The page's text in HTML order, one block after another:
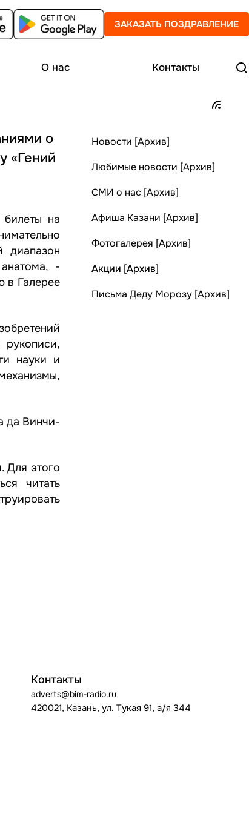
ЗАКАЗАТЬ ПОЗДРАВЛЕНИЕ
О нас Контакты
о
«Гений
на
диапазон
-
в Галерее
науки и
да Винчи-
Для этого
читать
Новости [Архив]
Любимые новости [Архив]
СМИ о нас [Архив]
Афиша Казани [Архив]
Фотогалерея [Архив]
Акции [Архив]
Письма Деду Морозу [Архив]
Контакты
adverts@bim-radio.ru
420021, Казань, ул. Тукая 91, а/я 344